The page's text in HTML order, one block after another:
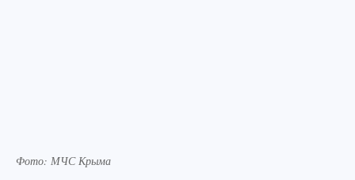
Фото: МЧС Крыма